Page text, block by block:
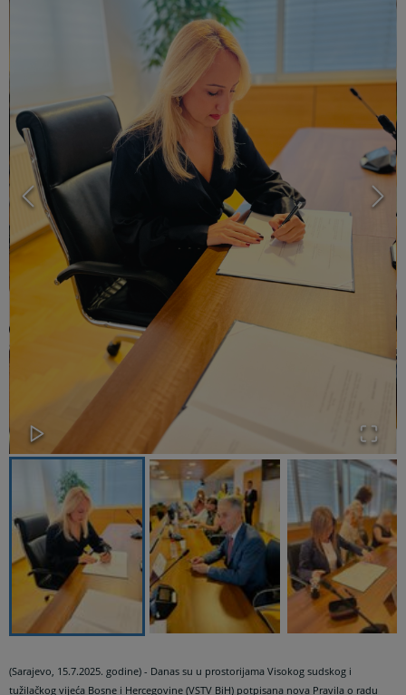
(Sarajevo, 15.7.2025. godine) - Danas su u prostorijama Visokog sudskog i
tužilačkog vijeća Bosne i Hercegovine (VSTV BiH) potpisana nova Pravila o radu